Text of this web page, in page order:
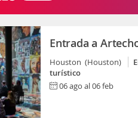
Entrada a
Houston (Houston)
turístico
06 ago al 06 feb